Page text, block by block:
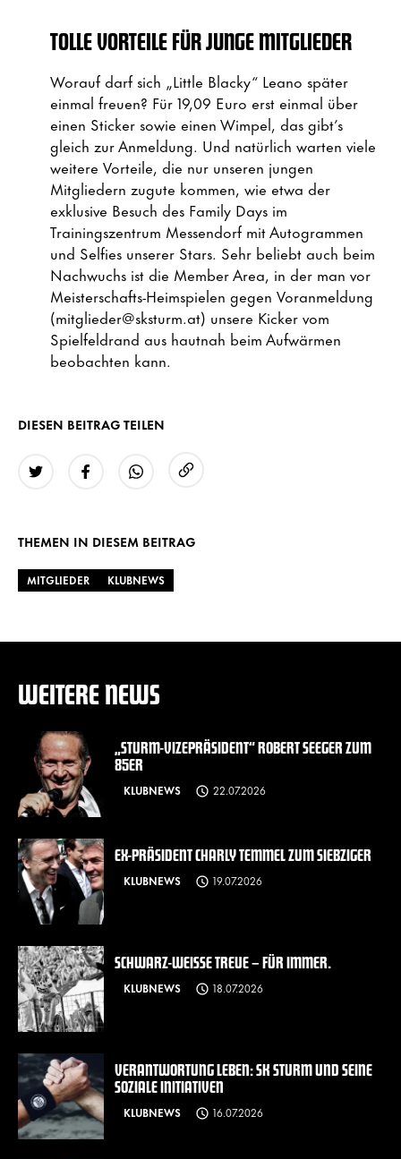
TOLLE VORTEILE FÜR JUNGE MITGLIEDER
Worauf darf sich „Little Blacky“ Leano später
einmal freuen? Für 19,09 Euro erst einmal über
einen Sticker sowie einen Wimpel, das gibt’s
gleich zur Anmeldung. Und natürlich warten viele
weitere Vorteile, die nur unseren jungen
Mitgliedern zugute kommen, wie etwa der
exklusive Besuch des Family Days im
Trainingszentrum Messendorf mit Autogrammen
und Selfies unserer Stars. Sehr beliebt auch beim
Nachwuchs ist die Member Area, in der man vor
Meisterschafts-Heimspielen gegen Voranmeldung
(mitglieder@sksturm.at) unsere Kicker vom
Spielfeldrand aus hautnah beim Aufwärmen
beobachten kann.
DIESEN BEITRAG TEILEN
THEMEN IN DIESEM BEITRAG
MITGLIEDER KLUBNEWS
WEITERE NEWS
„STURM-VIZEPRÄSIDENT“ ROBERT SEEGER ZUM
85ER
KLUBNEWS 22.07.2026
EX-PRÄSIDENT CHARLY TEMMEL ZUM SIEBZIGER
KLUBNEWS 19.07.2026
SCHWARZ-WEISSE TREUE – FÜR IMMER.
KLUBNEWS 18.07.2026
VERANTWORTUNG LEBEN: SK STURM UND SEINE
SOZIALE INITIATIVEN
KLUBNEWS 16.07.2026